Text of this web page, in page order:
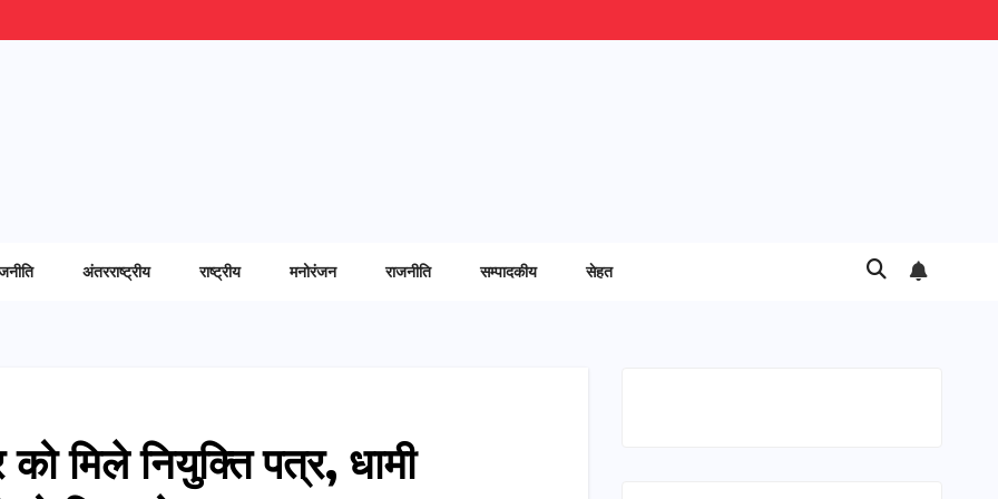
अंतरराष्ट्रीय राष्ट्रीय मनोरंजन राजनीति सम्पादकीय सेहत
मिले नियुक्ति पत्र, धामी